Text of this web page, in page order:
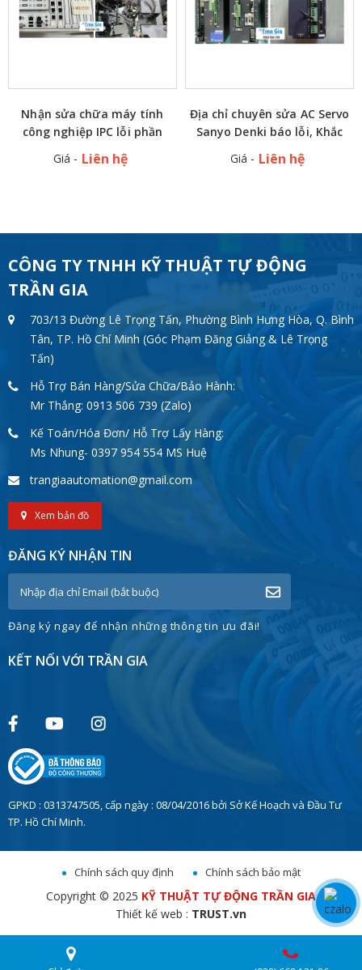
Nhận sửa chữa máy tính
công nghiệp IPC lỗi phần
cứng, lỗi nguồn, xử lý nhanh
trong ngày
Giá - Liên hệ
Địa chỉ chuyên sửa AC Servo
Sanyo Denki báo lỗi, Khắc
Phục Lỗi Nhanh chóng uy tín
Giá - Liên hệ
CÔNG TY TNHH KỸ THUẬT TỰ ĐỘNG
TRẦN GIA
703/13 Đường Lê Trọng Tấn, Phường Bình Hưng Hòa, Q. Bình
Tân, TP. Hồ Chí Minh (Góc Phạm Đăng Giảng & Lê Trọng
Tấn)
Hỗ Trợ Bán Hàng/Sửa Chữa/Bảo Hành:
Mr Thắng: 0913 506 739 (Zalo)
Kế Toán/Hóa Đơn/ Hỗ Trợ Lấy Hàng:
Ms Nhung- 0397 954 554 MS Huệ
trangiaautomation@gmail.com
Xem bản đồ
ĐĂNG KÝ NHẬN TIN
Đăng ký ngay để nhận những thông tin ưu đãi!
KẾT NỐI VỚI TRẦN GIA
GPKD : 0313747505, cấp ngày : 08/04/2016 bởi Sở Kế Hoạch và Đầu Tư
TP. Hồ Chí Minh.
Copyright © 2025 KỸ THUẬT TỰ ĐỘNG TRẦN GIA
Thiết kế web : TRUST.vn
Chính sách quy định Chính sách bảo mật